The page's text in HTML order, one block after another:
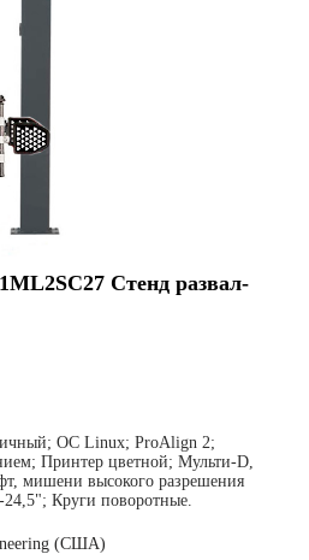
Стенд развал-
ОС Linux; ProAlign 2;
Принтер цветной; Мульти-D,
мишени высокого разрешения
Круги поворотные.
(США)